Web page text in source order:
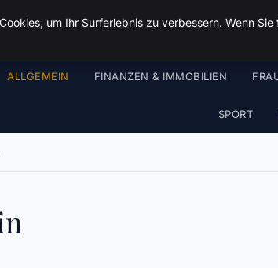
ALLGEMEIN FINANZEN & IMMOBILIEN
SPORT
um Ihr Surferlebnis zu verbessern. Wenn